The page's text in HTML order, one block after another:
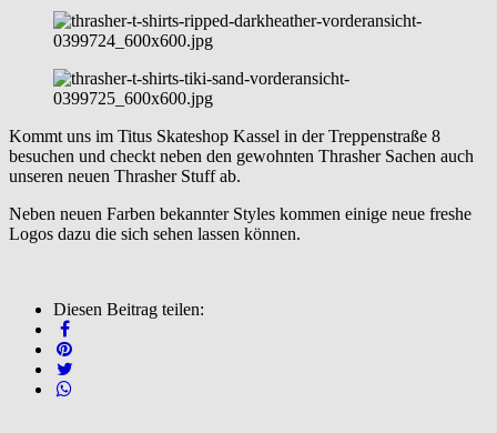
Kommt uns im Titus Skateshop Kassel in der Treppenstraße 8
besuchen und checkt neben den gewohnten Thrasher Sachen auch
unseren neuen Thrasher Stuff ab.
Neben neuen Farben bekannter Styles kommen einige neue freshe
Logos dazu die sich sehen lassen können.
Diesen Beitrag teilen: